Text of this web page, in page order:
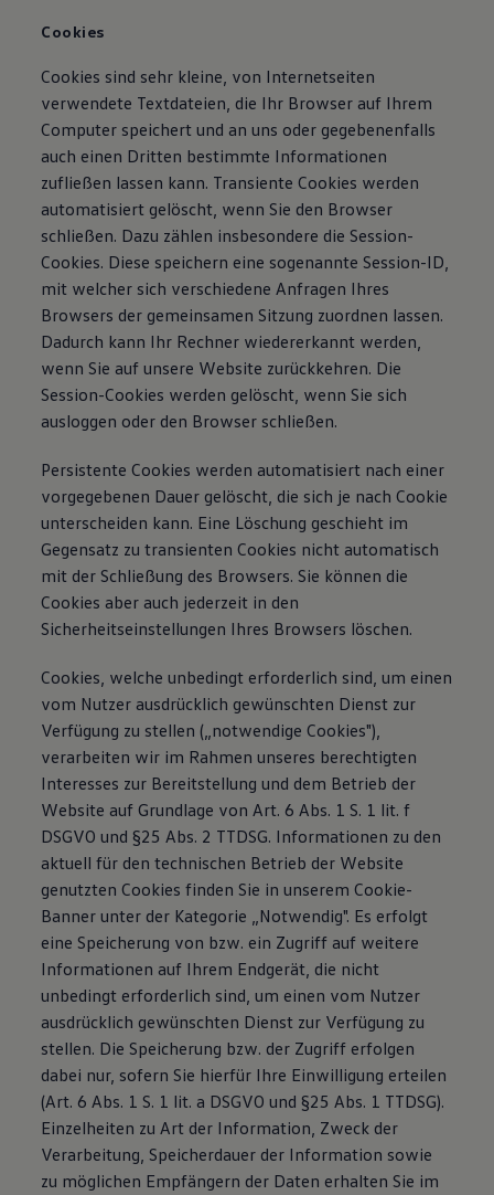
Cookies
Cookies sind sehr kleine, von Internetseiten
verwendete Textdateien, die Ihr Browser auf Ihrem
Computer speichert und an uns oder gegebenenfalls
auch einen Dritten bestimmte Informationen
zufließen lassen kann. Transiente Cookies werden
automatisiert gelöscht, wenn Sie den Browser
schließen. Dazu zählen insbesondere die Session-
Cookies. Diese speichern eine sogenannte Session-ID,
mit welcher sich verschiedene Anfragen Ihres
Browsers der gemeinsamen Sitzung zuordnen lassen.
Dadurch kann Ihr Rechner wiedererkannt werden,
wenn Sie auf unsere Website zurückkehren. Die
Session-Cookies werden gelöscht, wenn Sie sich
ausloggen oder den Browser schließen.
Persistente Cookies werden automatisiert nach einer
vorgegebenen Dauer gelöscht, die sich je nach Cookie
unterscheiden kann. Eine Löschung geschieht im
Gegensatz zu transienten Cookies nicht automatisch
mit der Schließung des Browsers. Sie können die
Cookies aber auch jederzeit in den
Sicherheitseinstellungen Ihres Browsers löschen.
Cookies, welche unbedingt erforderlich sind, um einen
vom Nutzer ausdrücklich gewünschten Dienst zur
Verfügung zu stellen („notwendige Cookies"),
verarbeiten wir im Rahmen unseres berechtigten
Interesses zur Bereitstellung und dem Betrieb der
Website auf Grundlage von Art. 6 Abs. 1 S. 1 lit. f
DSGVO und §25 Abs. 2 TTDSG. Informationen zu den
aktuell für den technischen Betrieb der Website
genutzten Cookies finden Sie in unserem Cookie-
Banner unter der Kategorie „Notwendig". Es erfolgt
eine Speicherung von bzw. ein Zugriff auf weitere
Informationen auf Ihrem Endgerät, die nicht
unbedingt erforderlich sind, um einen vom Nutzer
ausdrücklich gewünschten Dienst zur Verfügung zu
stellen. Die Speicherung bzw. der Zugriff erfolgen
dabei nur, sofern Sie hierfür Ihre Einwilligung erteilen
(Art. 6 Abs. 1 S. 1 lit. a DSGVO und §25 Abs. 1 TTDSG).
Einzelheiten zu Art der Information, Zweck der
Verarbeitung, Speicherdauer der Information sowie
zu möglichen Empfängern der Daten erhalten Sie im